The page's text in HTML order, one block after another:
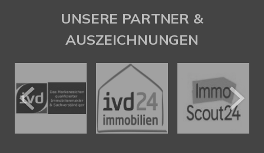
UNSERE PARTNER &
AUSZEICHNUNGEN